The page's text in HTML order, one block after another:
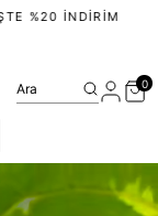
• • 2.⁠
Ara 0